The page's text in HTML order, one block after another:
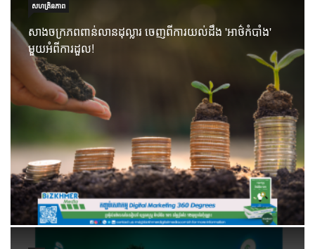
សហគ្រិនភាព
សាងចក្រភពពាន់លានដុល្លារ ចេញពីការយល់ដឹង 'អាថ៌កំបាំង'
មួយអំពីការដួល!